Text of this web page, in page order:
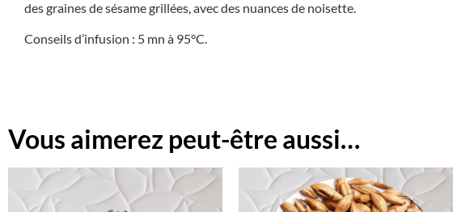
des graines de sésame grillées, avec des nuances de noisette.
Conseils d’infusion : 5 mn à 95°C.
Vous aimerez peut-être aussi…